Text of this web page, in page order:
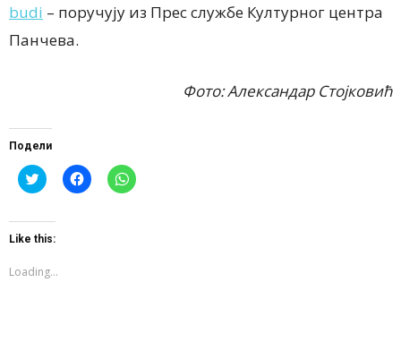
budi – поручују из Прес службе Културног центра
Панчева.
Фото: Александар Стојковић
Подели
Click
to
Twitter
(Opens
in
window)
Click
to
Click
to
Like this:
Loading...